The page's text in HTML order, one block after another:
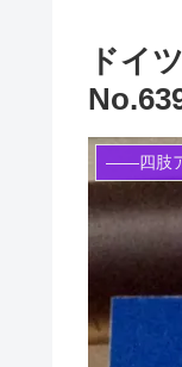
ドイ
――四肢